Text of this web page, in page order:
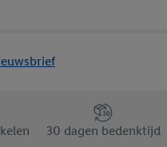
klant
30 dagen bedenktijd